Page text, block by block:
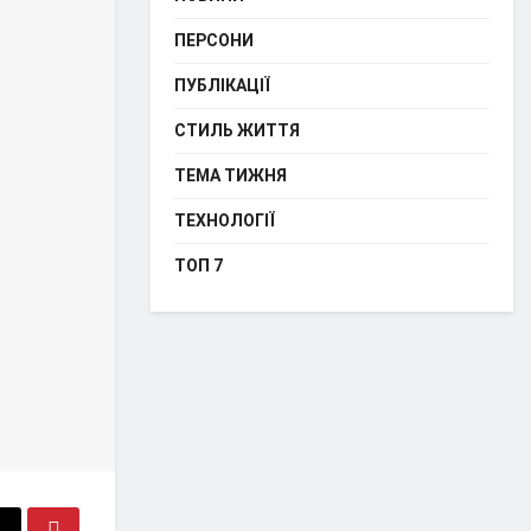
ПЕРСОНИ
ПУБЛІКАЦІЇ
СТИЛЬ ЖИТТЯ
ТЕМА ТИЖНЯ
ТЕХНОЛОГІЇ
ТОП 7